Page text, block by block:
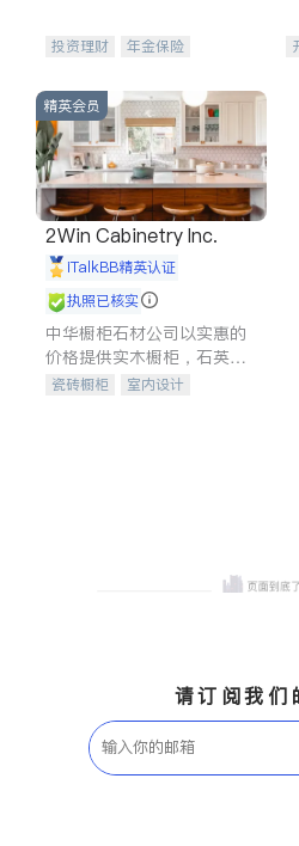
合，助力客户实现目标
投资理财
年金保险
投资理财
医疗保险
养老保险
员工保险
长期护理医疗保险
伤残保险
个人保险
精英会员
2Win Cabinetry Inc.
iTalkBB精英认证
执照已核实
中华橱柜石材公司以实惠的
价格提供实木橱柜，石英石
台面，多种优质不锈钢水
瓷砖橱柜
室内设计
请订阅我们